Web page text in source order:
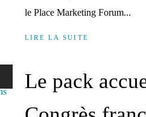
le Place Marketing Forum...
LIRE LA SUITE
Le pack